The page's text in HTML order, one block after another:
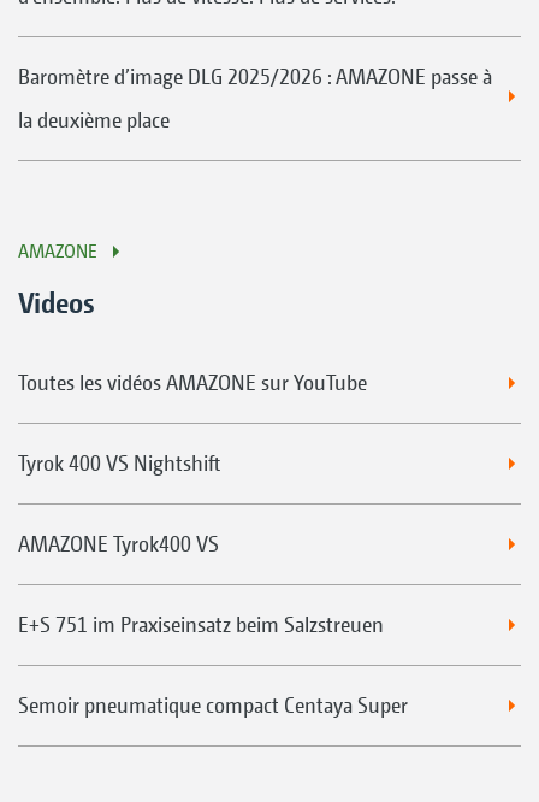
Baromètre d’image DLG 2025/2026 : AMAZONE passe à
la deuxième place
AMAZONE
Videos
Toutes les vidéos AMAZONE sur YouTube
Tyrok 400 VS Nightshift
AMAZONE Tyrok400 VS
E+S 751 im Praxiseinsatz beim Salzstreuen
Semoir pneumatique compact Centaya Super